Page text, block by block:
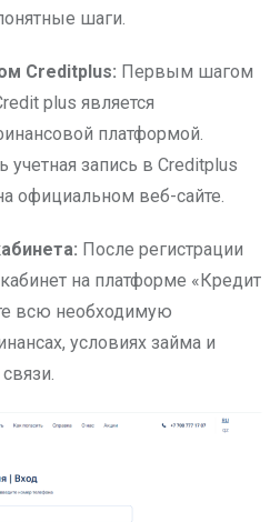
шаги.
Creditplus: Первым шагом
plus является
платформой.
учетная запись в Creditplus
официальном веб-сайте.
После регистрации
на платформе «Кредит
всю необходимую
условиях займа и